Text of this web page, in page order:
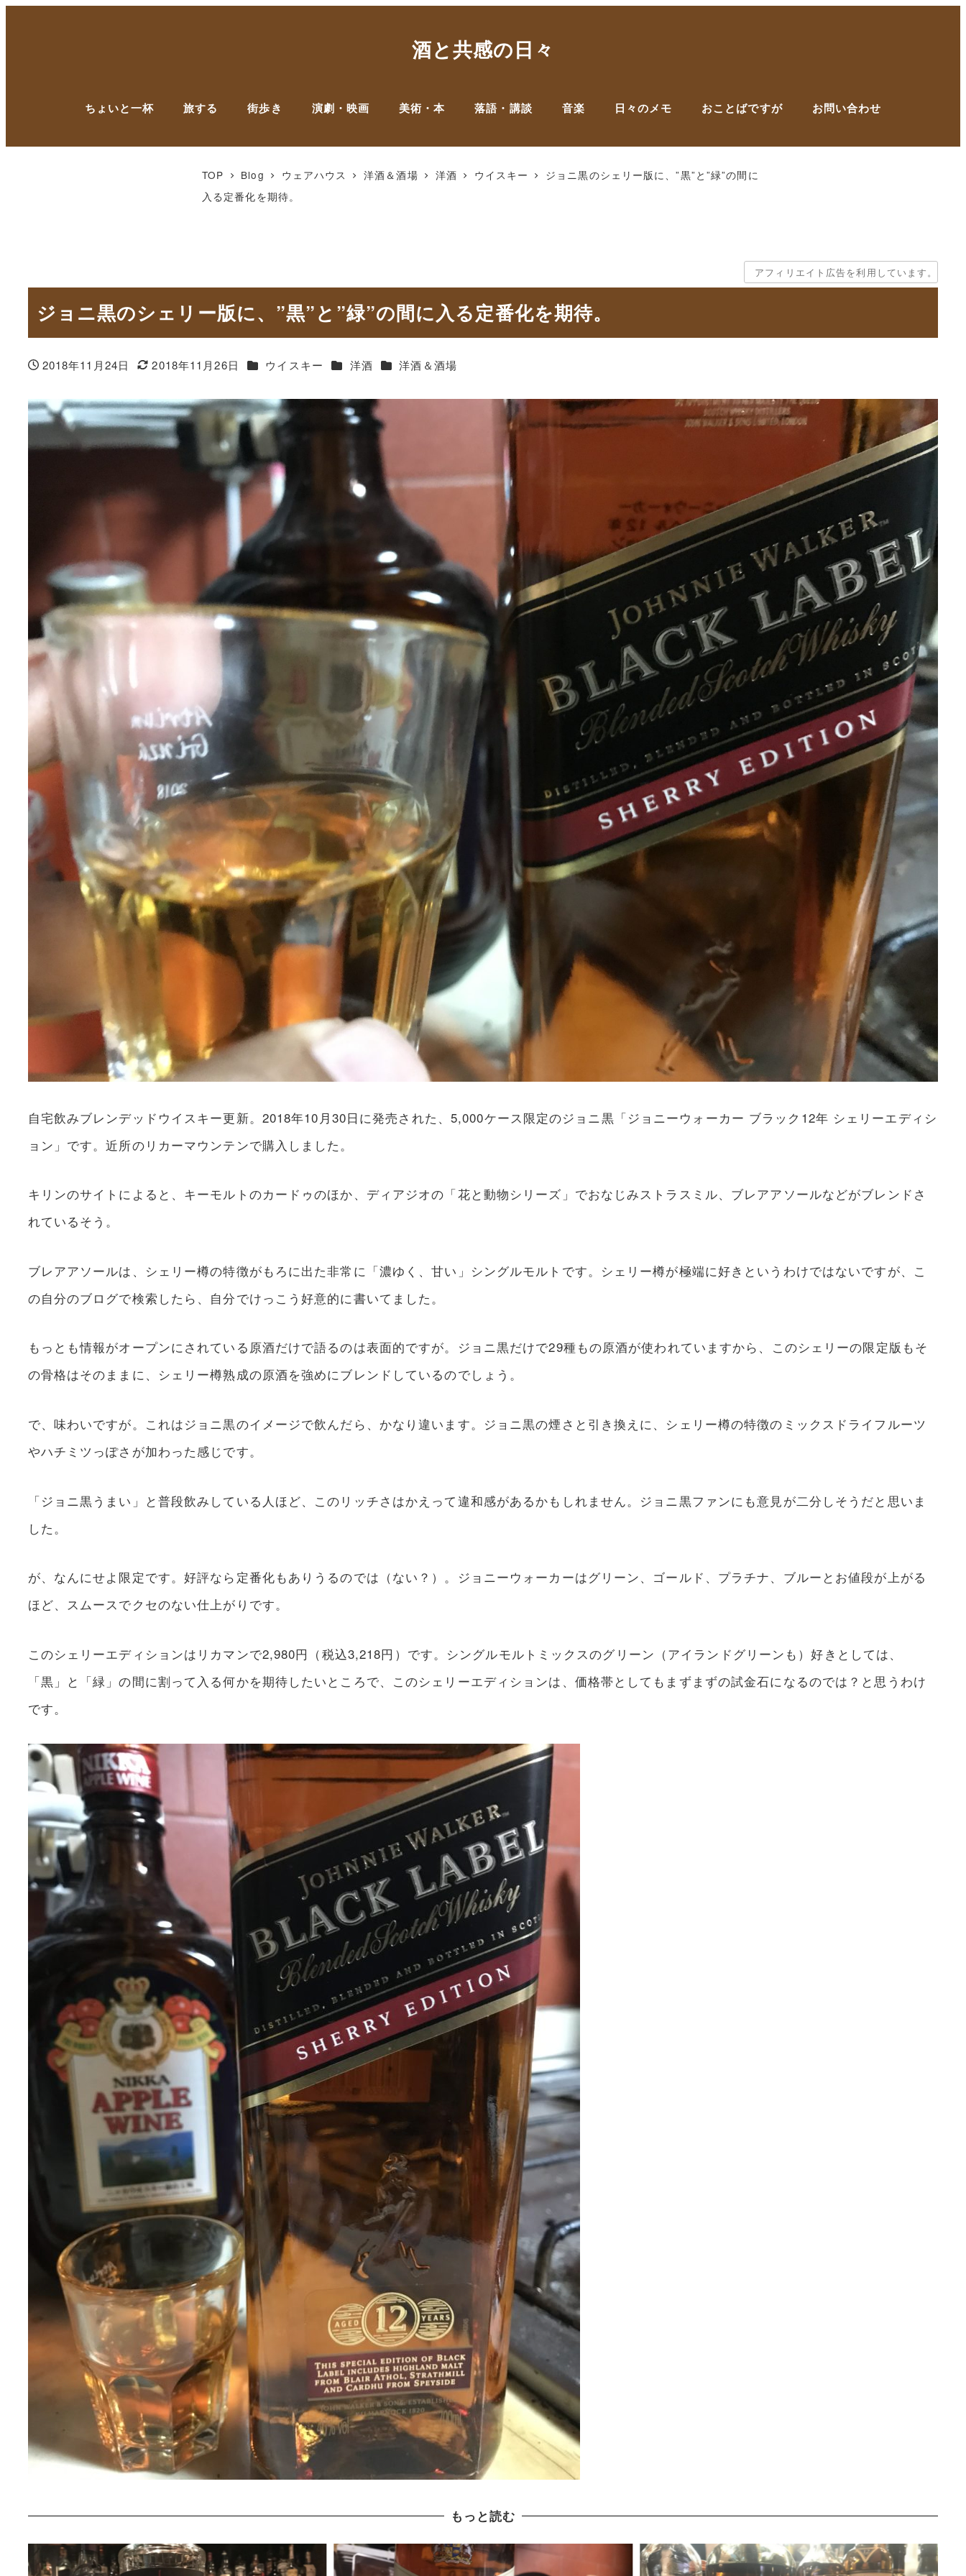
酒と共感の日々
ちょいと一杯 旅する 街歩き 演劇・映画 美術・本 落語・講談 音楽 日々のメモ おことばですが お問い合わせ
TOP Blog ウェアハウス 洋酒＆酒場 洋酒 ウイスキー
ジョニ黒のシェリー版に、”黒”と”緑”の間に
入る定番化を期待。
アフィリエイト広告を利用しています。
ジョニ黒のシェリー版に、”黒”と”緑”の間に入る定番化を期待。
2018年11月24日 2018年11月26日 カテゴリー
ウイスキー カテゴリー
洋酒 カテゴリー
洋酒＆酒場
自宅飲みブレンデッドウイスキー更新。2018年10月30日に発売された、5,000ケース限定のジョニ黒「ジョニーウォーカー ブラック12年 シェリーエディシ
ョン」です。近所のリカーマウンテンで購入しました。
キリンのサイトによると、キーモルトのカードゥのほか、ディアジオの「花と動物シリーズ」でおなじみストラスミル、ブレアアソールなどがブレンドさ
れているそう。
ブレアアソールは、シェリー樽の特徴がもろに出た非常に「濃ゆく、甘い」シングルモルトです。シェリー樽が極端に好きというわけではないですが、こ
の自分のブログで検索したら、自分でけっこう好意的に書いてました。
もっとも情報がオープンにされている原酒だけで語るのは表面的ですが。ジョニ黒だけで29種もの原酒が使われていますから、このシェリーの限定版もそ
の骨格はそのままに、シェリー樽熟成の原酒を強めにブレンドしているのでしょう。
で、味わいですが。これはジョニ黒のイメージで飲んだら、かなり違います。ジョニ黒の煙さと引き換えに、シェリー樽の特徴のミックスドライフルーツ
やハチミツっぽさが加わった感じです。
「ジョニ黒うまい」と普段飲みしている人ほど、このリッチさはかえって違和感があるかもしれません。ジョニ黒ファンにも意見が二分しそうだと思いま
した。
が、なんにせよ限定です。好評なら定番化もありうるのでは（ない？）。ジョニーウォーカーはグリーン、ゴールド、プラチナ、ブルーとお値段が上がる
ほど、スムースでクセのない仕上がりです。
このシェリーエディションはリカマンで2,980円（税込3,218円）です。シングルモルトミックスのグリーン（アイランドグリーンも）好きとしては、
「黒」と「緑」の間に割って入る何かを期待したいところで、このシェリーエディションは、価格帯としてもまずまずの試金石になるのでは？と思うわけ
です。
もっと読む